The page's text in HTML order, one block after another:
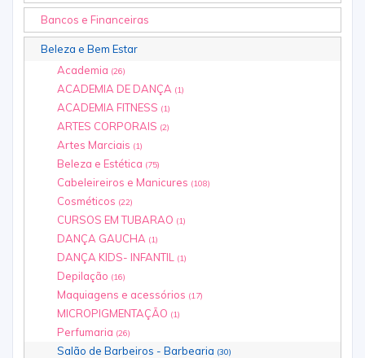
Bancos e Financeiras
Beleza e Bem Estar
Academia (26)
ACADEMIA DE DANÇA (1)
ACADEMIA FITNESS (1)
ARTES CORPORAIS (2)
Artes Marciais (1)
Beleza e Estética (75)
Cabeleireiros e Manicures (108)
Cosméticos (22)
CURSOS EM TUBARAO (1)
DANÇA GAUCHA (1)
DANÇA KIDS- INFANTIL (1)
Depilação (16)
Maquiagens e acessórios (17)
MICROPIGMENTAÇÃO (1)
Perfumaria (26)
Salão de Barbeiros - Barbearia (30)